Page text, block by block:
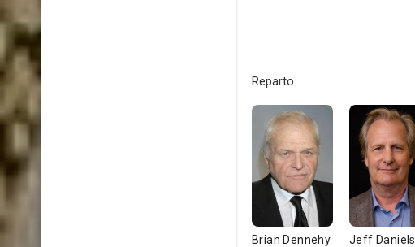
Reparto
Brian Dennehy Jeff Daniels